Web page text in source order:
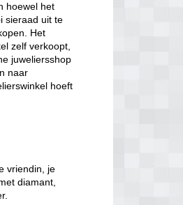
hoewel het
sieraad uit te
Het
zelf verkoopt,
juweliersshop
naar
hoeft
vriendin, je
diamant,